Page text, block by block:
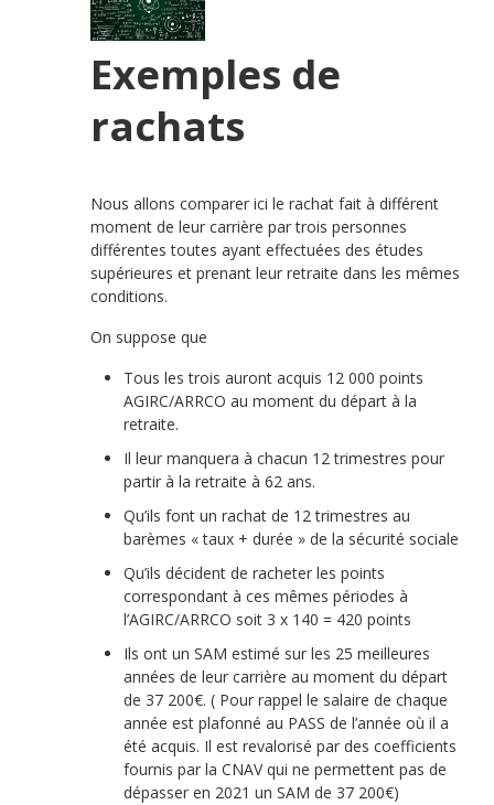
Exemples de
rachats
Nous allons comparer ici le rachat fait à différent
moment de leur carrière par trois personnes
différentes toutes ayant effectuées des études
supérieures et prenant leur retraite dans les mêmes
conditions.
On suppose que
Tous les trois auront acquis 12 000 points
AGIRC/ARRCO au moment du départ à la
retraite.
Il leur manquera à chacun 12 trimestres pour
partir à la retraite à 62 ans.
Qu’ils font un rachat de 12 trimestres au
barèmes « taux + durée » de la sécurité sociale
Qu’ils décident de racheter les points
correspondant à ces mêmes périodes à
l’AGIRC/ARRCO soit 3 x 140 = 420 points
Ils ont un SAM estimé sur les 25 meilleures
années de leur carrière au moment du départ
de 37 200€. ( Pour rappel le salaire de chaque
année est plafonné au PASS de l’année où il a
été acquis. Il est revalorisé par des coefficients
fournis par la CNAV qui ne permettent pas de
dépasser en 2021 un SAM de 37 200€)